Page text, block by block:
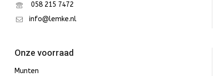
058 215 7472
info@lemke.nl
Onze voorraad
Munten